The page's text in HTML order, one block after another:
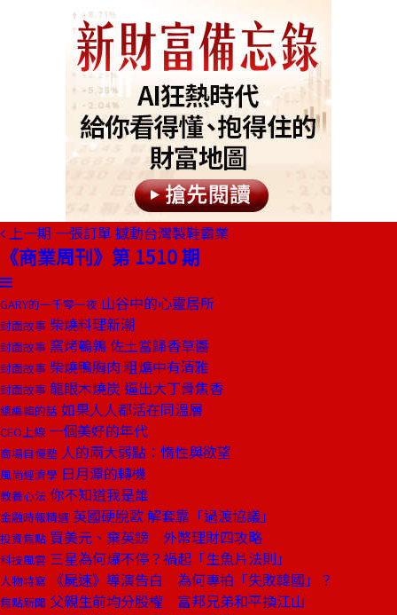
上一期 一張訂單 撼動台灣製鞋霸業
《商業周刊》第 1510 期
GARY的一千零一夜 山谷中的心靈居所
封面故事 柴燒料理新潮
封面故事 窯烤鵪鶉 佐土當歸香草醬
封面故事 柴燒鴨胸肉 粗爌中有清雅
封面故事 龍眼木燒炭 逼出大丁骨焦香
總編輯的話 如果人人都活在同溫層
CEO上線 一個美好的年代
商場自慢塾 人的兩大弱點：惰性與欲望
風尚經濟學 日月潭的轉機
教養心法 你不知道我是誰
金融時報精選 英國硬脫歐 解套靠「過渡協議」
投資焦點 買美元、棄英鎊 外幣理財四攻略
科技風雲 三星為何爆不停？禍起「生魚片法則」
人物特寫 《屍速》導演告白 為何專拍「失敗韓國」？
焦點新聞 父親生前均分股權 富邦兄弟和平換江山